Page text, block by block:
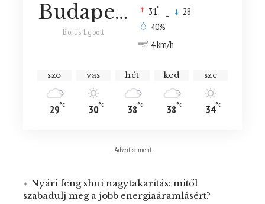
Budapest
Borús Égbolt
31° 28°
40%
4 km/h
szo
29°C
vas
30°C
hét
38°C
ked
38°C
sze
34°C
- Advertisement -
Nyári feng shui nagytakarítás: mitől
szabadulj meg a jobb energiaáramlásért?